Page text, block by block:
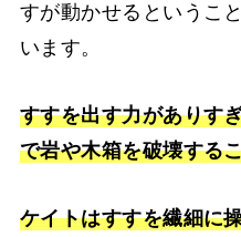
すが動かせるというこ
います。
すすを出す力がありす
で岩や木箱を破壊する
ケイトはすすを繊細に